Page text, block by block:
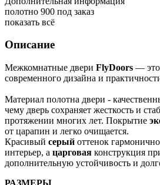
полотно 900 под заказ
показать всё
Описание
Межкомнатные двери FlyDoors — это
современного дизайна и
Материал полотна двери -
чему дверь сохраняет жесткость и
протяжении многих лет. Покрытие
от царапин и легко очищается.
Красивый серый оттенок
интерьер, а царговая конструкция
дополнительную устойчивость и
РАЗМЕРЫ